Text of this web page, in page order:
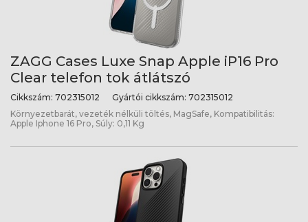
ZAGG Cases Luxe Snap Apple iP16 Pro
Clear telefon tok átlátszó
Cikkszám: 702315012 Gyártói cikkszám: 702315012
Környezetbarát, vezeték nélküli töltés, MagSafe, Kompatibilitás:
Apple Iphone 16 Pro, Súly: 0,11 Kg